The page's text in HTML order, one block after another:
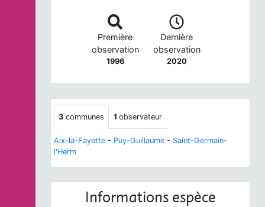
Première
observation
1996
Dernière
observation
2020
3 communes 1 observateur
Aix-la-Fayette - Puy-Guillaume - Saint-Germain-
l'Herm
Informations espèce